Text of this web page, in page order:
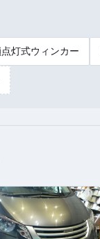
灯式ウィンカー